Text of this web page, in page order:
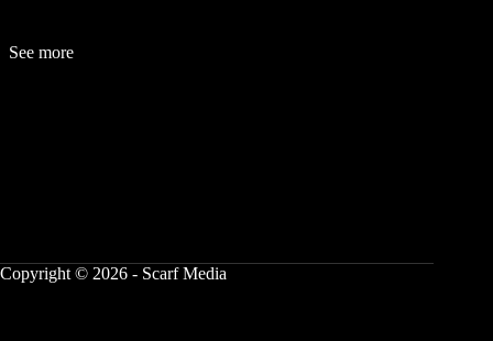
See more
Copyright © 2026 - Scarf Media